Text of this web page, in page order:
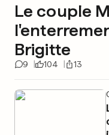
Le couple
Brigitte
9 104 13